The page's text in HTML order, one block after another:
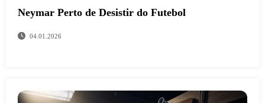
Neymar Perto de Desistir do Futebol
04.01.2026